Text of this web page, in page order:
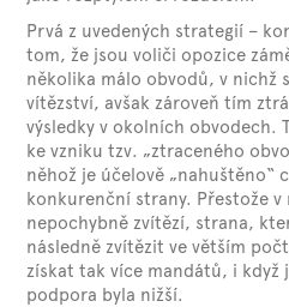
Prvá z uvedených strategií –
tom, že jsou voliči opozice
několika málo obvodů, v nichž
vítězství, avšak zároveň tím
výsledky v okolních obvodech.
ke vzniku tzv. „ztraceného
něhož je účelově „nahuštěno“
konkurenční strany. Přestože
nepochybně zvítězí, strana,
následně zvítězit ve větším
získat tak více mandátů, i když
podpora byla nižší.